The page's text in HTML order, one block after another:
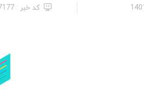
کد خبر : 27177